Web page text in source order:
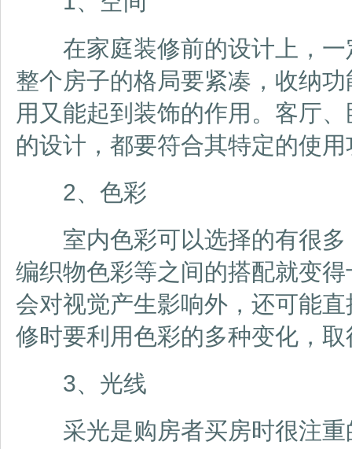
在家庭装修前的设计上，一
整个房子的格局要紧凑，收纳
用又能起到装饰的作用。客厅
的设计，都要符合其特定的使
2、色彩
室内色彩可以选择的有很多
编织物色彩等之间的搭配就变
会对视觉产生影响外，还可能
修时要利用色彩的多种变化，
3、光线
采光是购房者买房时很注重